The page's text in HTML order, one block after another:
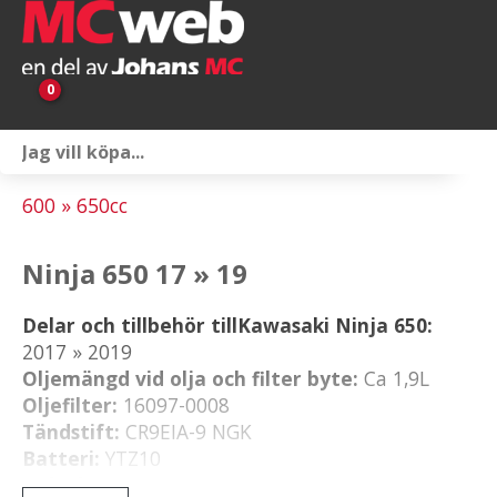
0
Universaltillbehör
Merchandise
600 » 650cc
Ninja 650 17 » 19
Delar och tillbehör tillKawasaki Ninja 650:
2017 » 2019
Oljemängd vid olja och filter byte: Ca 1,9L
Oljefilter: 16097-0008
Tändstift: CR9EIA-9 NGK
Batteri: YTZ10
Luftfilter:11013-0745